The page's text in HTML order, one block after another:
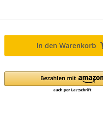
In den Warenkorb